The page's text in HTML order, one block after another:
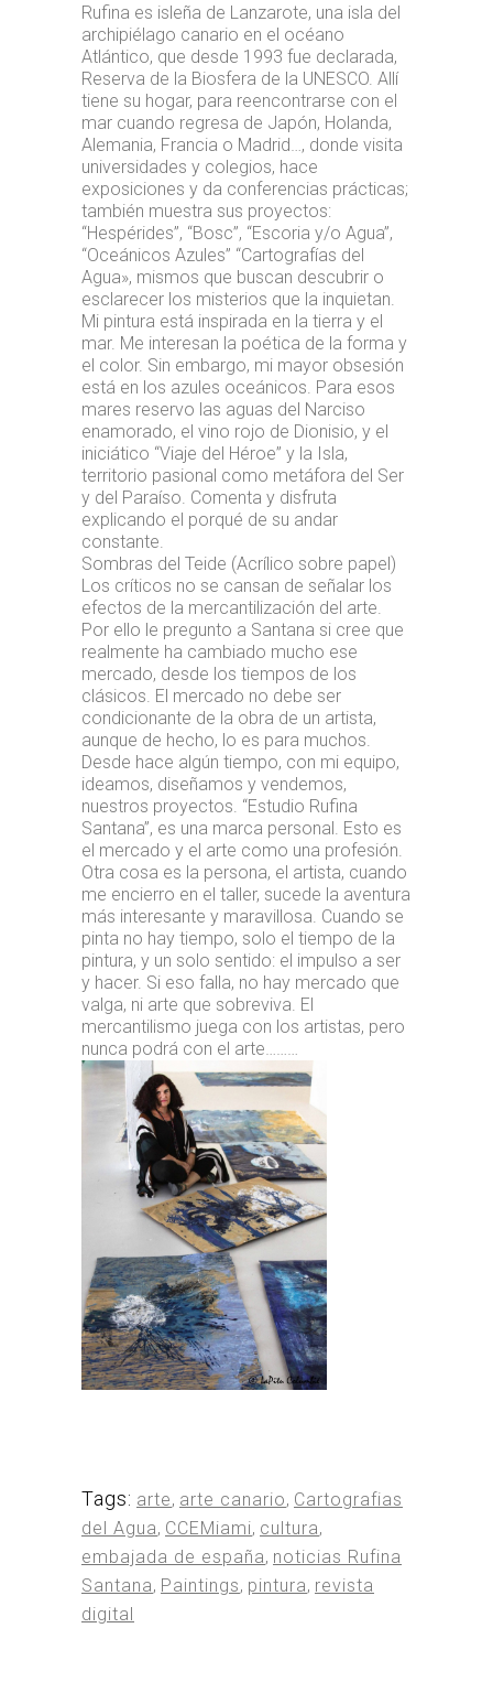
Rufina es isleña de Lanzarote, una isla del
archipiélago canario en el océano
Atlántico, que desde 1993 fue declarada,
Reserva de la Biosfera de la UNESCO. Allí
tiene su hogar, para reencontrarse con el
mar cuando regresa de Japón, Holanda,
Alemania, Francia o Madrid…, donde visita
universidades y colegios, hace
exposiciones y da conferencias prácticas;
también muestra sus proyectos:
“Hespérides”, “Bosc”, “Escoria y/o Agua”,
“Oceánicos Azules” “Cartografías del
Agua», mismos que buscan descubrir o
esclarecer los misterios que la inquietan.
Mi pintura está inspirada en la tierra y el
mar. Me interesan la poética de la forma y
el color. Sin embargo, mi mayor obsesión
está en los azules oceánicos. Para esos
mares reservo las aguas del Narciso
enamorado, el vino rojo de Dionisio, y el
iniciático “Viaje del Héroe” y la Isla,
territorio pasional como metáfora del Ser
y del Paraíso. Comenta y disfruta
explicando el porqué de su andar
constante.
Sombras del Teide (Acrílico sobre papel)
Los críticos no se cansan de señalar los
efectos de la mercantilización del arte.
Por ello le pregunto a Santana si cree que
realmente ha cambiado mucho ese
mercado, desde los tiempos de los
clásicos. El mercado no debe ser
condicionante de la obra de un artista,
aunque de hecho, lo es para muchos.
Desde hace algún tiempo, con mi equipo,
ideamos, diseñamos y vendemos,
nuestros proyectos. “Estudio Rufina
Santana”, es una marca personal. Esto es
el mercado y el arte como una profesión.
Otra cosa es la persona, el artista, cuando
me encierro en el taller, sucede la aventura
más interesante y maravillosa. Cuando se
pinta no hay tiempo, solo el tiempo de la
pintura, y un solo sentido: el impulso a ser
y hacer. Si eso falla, no hay mercado que
valga, ni arte que sobreviva. El
mercantilismo juega con los artistas, pero
nunca podrá con el arte………
Tags: arte, arte canario, Cartografias
del Agua, CCEMiami, cultura,
embajada de españa, noticias Rufina
Santana, Paintings, pintura, revista
digital